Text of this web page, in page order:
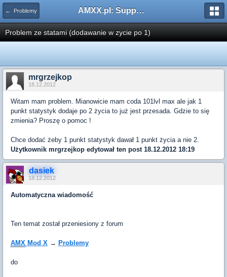
← Problemy AMXX.pl: Support AMX Mod X i SourceMod
Problem ze statami (dodawanie w zycie po 1)
mrgrzejkop
18.12.2012
Witam mam problem. Mianowicie mam coda 101lvl max ale jak 1
punkt statystyk dodaje po 2 życia to już jest przesada. Gdzie to się
zmienia? Proszę o pomoc !
Chce dodać żeby 1 punkt statystyk dawał 1 punkt życia a nie 2.
Użytkownik mrgrzejkop edytował ten post 18.12.2012 18:19
dasiek
18.12.2012
Automatyczna wiadomość
Ten temat został przeniesiony z forum
AMX Mod X → Problemy
do